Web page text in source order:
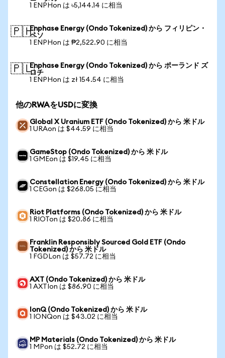
1 ENPHon は ৳5,144.14 に相当
🇵🇭Enphase Energy (Ondo Tokenized) から フィリピン・
ペソ
1 ENPHon は ₱2,522.90 に相当
🇵🇱Enphase Energy (Ondo Tokenized) から ポーランド ズ
ロチ
1 ENPHon は zł 154.54 に相当
他のRWAをUSDに変換
Global X Uranium ETF (Ondo Tokenized) から 米ドル
1 URAon は $44.59 に相当
GameStop (Ondo Tokenized) から 米ドル
1 GMEon は $19.45 に相当
Constellation Energy (Ondo Tokenized) から 米ドル
1 CEGon は $268.05 に相当
Riot Platforms (Ondo Tokenized) から 米ドル
1 RIOTon は $20.86 に相当
Franklin Responsibly Sourced Gold ETF (Ondo
Tokenized) から 米ドル
1 FGDLon は $57.72 に相当
AXT (Ondo Tokenized) から 米ドル
1 AXTIon は $86.90 に相当
IonQ (Ondo Tokenized) から 米ドル
1 IONQon は $43.02 に相当
MP Materials (Ondo Tokenized) から 米ドル
1 MPon は $52.72 に相当